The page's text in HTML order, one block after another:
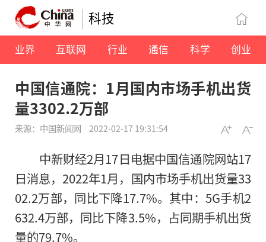
科技
业界 互联网 行业 通信 科学 创业
中国信通院：1月国内市场手机出货
量3302.2万部
来源：中国新闻网 2022-02-17 19:31:54
中新财经2月17日电据中国信通院网站17
日消息，2022年1月，国内市场手机出货量33
02.2万部，同比下降17.7%。其中：5G手机2
632.4万部，同比下降3.5%，占同期手机出货
量的79.7%。